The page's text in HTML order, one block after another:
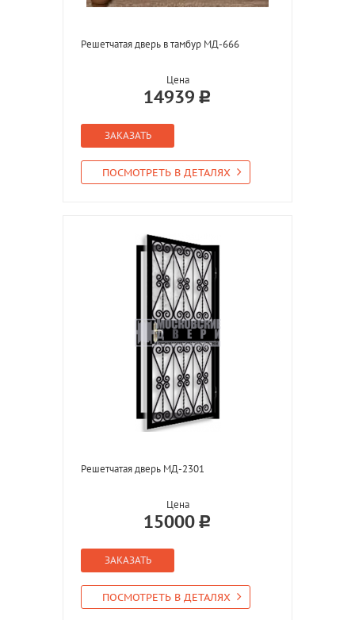
Решетчатая дверь в тамбур МД-666
Цена
14939
ЗАКАЗАТЬ
ПОСМОТРЕТЬ В ДЕТАЛЯХ
Решетчатая дверь МД-2301
Цена
15000
ЗАКАЗАТЬ
ПОСМОТРЕТЬ В ДЕТАЛЯХ